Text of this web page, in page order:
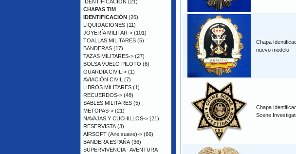
Chapa
nuevo modelo
Chapa
Scene
IDENTIFICACIÓN (21)
CHAPAS TIM
IDENTIFICACIÓN (26)
LIQUIDACIONES (11)
JOYERÍA MILITAR-> (101)
TOALLAS MILITARES (5)
BANDERAS (17)
TAZAS MILITARES-> (27)
BOLSA VUELO PILOTO (6)
GUARDIA CIVIL-> (1)
AVIACIÓN CIVIL (7)
LIBROS MILITARES (1)
RECUERDOS-> (48)
SABLES MILITARES (5)
METOPAS-> (21)
NAVAJAS Y CUCHILLOS-> (21)
RESERVISTA (3)
AIRSOFT (Aire suave)-> (66)
BANDERA ESPAÑA (36)
SUPERVIVENCIA - AVENTURA-